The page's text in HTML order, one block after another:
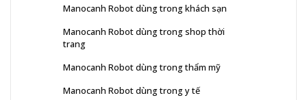
Manocanh Robot dùng trong khách sạn
Manocanh Robot dùng trong shop thời
trang
Manocanh Robot dùng trong thẩm mỹ
Manocanh Robot dùng trong y tế